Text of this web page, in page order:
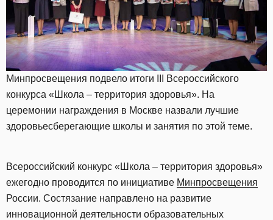
Минпросвещения подвело итоги III Всероссийского
конкурса «Школа – территория здоровья». На
церемонии награждения в Москве назвали лучшие
здоровьесберегающие школы и занятия по этой теме.
Всероссийский конкурс «Школа – территория здоровья»
ежегодно проводится по инициативе Минпросвещения
России. Состязание направлено на развитие
инновационной деятельности образовательных